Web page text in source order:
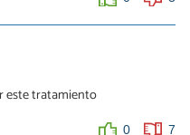
este tratamiento
0 7